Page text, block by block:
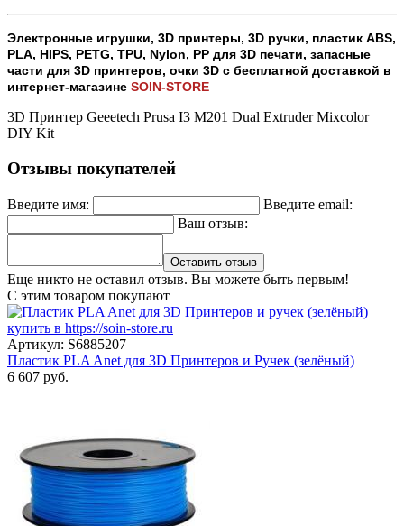
Электронные игрушки, 3D принтеры, 3D ручки, пластик ABS,
PLA, HIPS, PETG, TPU, Nylon, PP для 3D печати, запасные
части для 3D принтеров, очки 3D с бесплатной доставкой в
интернет-магазине SOIN-STORE
3D Принтер Geeetech Prusa I3 M201 Dual Extruder Mixcolor
DIY Kit
Отзывы покупателей
Введите имя:
Введите email:
Ваш отзыв:
Оставить отзыв
Еще никто не оставил отзыв. Вы можете быть первым!
С этим товаром покупают
Артикул: S6885207
Пластик PLA Anet для 3D Принтеров и Ручек (зелёный)
6 607 руб.